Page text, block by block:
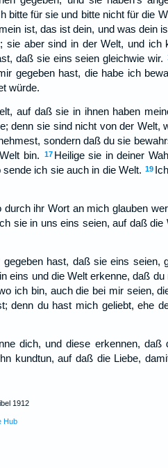
bitte für sie und bitte nicht für die
ist, das ist dein, und was dein
sie aber sind in der Welt, und ich
daß sie eins seien gleichwie wir.
gegeben hast, die habe ich
würde.
auf daß sie in ihnen haben
denn sie sind nicht von der Welt,
sondern daß du sie
bin.
17 Heilige sie in deiner
ich sie auch in die Welt. 19
ihr Wort an mich glauben
sie in uns eins seien, auf daß die
hast, daß sie eins seien,
eins und die Welt erkenne, daß
ich bin, auch die bei mir seien,
denn du hast mich geliebt, ehe
dich, und diese erkennen, daß
kundtun, auf daß die Liebe,
1912
Hub